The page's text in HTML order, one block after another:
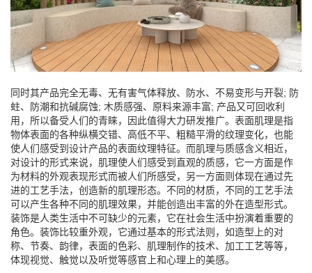
同时其产品完全无毒、无有害气体释放、防水、不易变形与开裂; 防
蛀、防潮和抗碱腐蚀; 木质感强、原料来源丰富; 产品又可回收利
用，所以备受人们的青睐，因此值得大力研发推广。表面肌理是指
物体表面的各种纵横交错、高低不平、粗糙平滑的纹理变化，也能
使人们感受到设计产品的表面纹理特征。而肌理与质感含义相近，
对设计的形式来说，肌理使人们感受到直观的质感，它一方面是作
为材料的外观表现形式而被人们所感受，另一方面则体现在通过先
进的工艺手法，创造新的肌理形态。不同的材质，不同的工艺手法
可以产生各种不同的肌理效果，并能创造出丰富的外在造型形式。
装饰是人类生活中不可缺少的元素，它在社会生活中扮演着重要的
角色。装饰比较重外观，它通过基本的形式法则，如造型上的对
称、节奏、韵律，表面的色彩、肌理制作的技术、加工工艺等等，
体现视觉、触觉以及听觉等感官上和心理上的美感。